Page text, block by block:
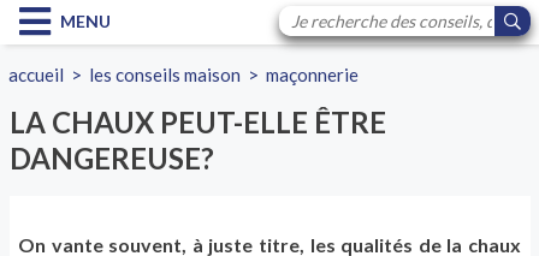
MENU
accueil > les conseils maison >maçonnerie
LA CHAUX PEUT-ELLE ÊTRE
DANGEREUSE?
On vante souvent, à juste titre, les qualités de la chaux